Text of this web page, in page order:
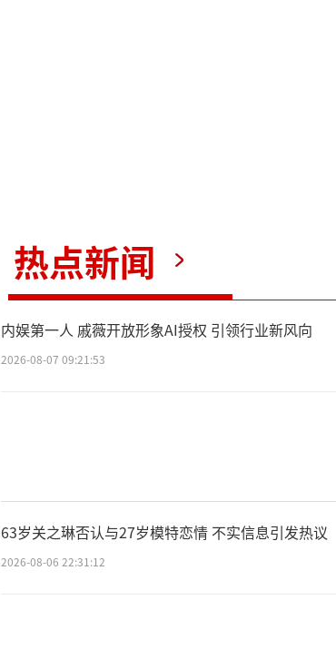
热点新闻
内娱第一人 戚薇开放形象AI授权 引领行业新风向
2026-08-07 09:21:53
63岁关之琳否认与27岁模特恋情 不实信息引发热议
2026-08-06 22:31:12